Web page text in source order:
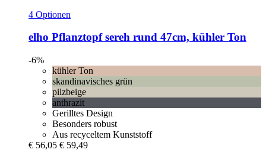
4 Optionen
elho Pflanztopf sereh rund 47cm, kühler Ton
-6%
kühler Ton
skandinavisches grün
pilzbeige
anthrazit
Gerilltes Design
Besonders robust
Aus recyceltem Kunststoff
€ 56,05 € 59,49